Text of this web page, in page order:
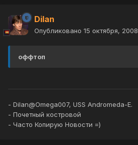
Dilan
Опубликовано 15 октября, 2008
оффтоп
- Dilan@Omega007, USS Andromeda-E.
- Почетный костровой
- Часто Копирую Новости =)